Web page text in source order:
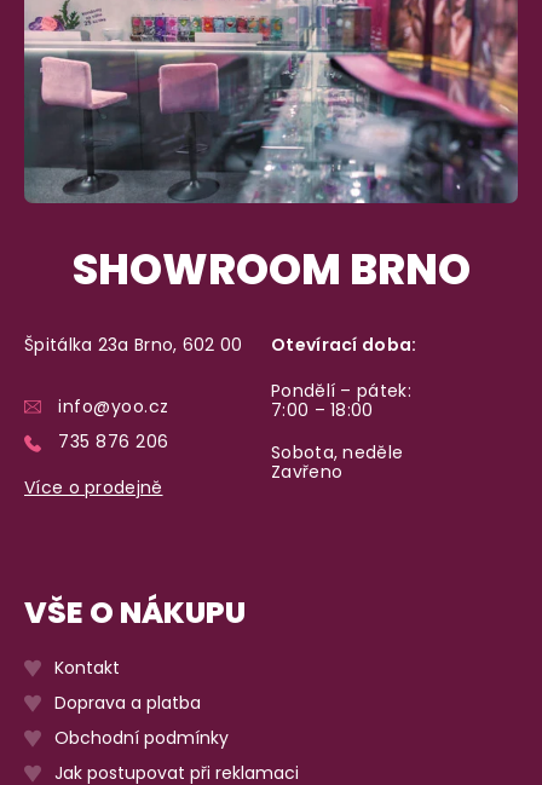
dlerecenzí ověřených zakazníkůna Heuréce
100% diskrétní balení
Nikdo nepozná, co jste si objednali. Mrkněte,
vypadá balíček.
Dodání do 2. dne
a okamžitě odesíláme.
Garance vrácení peněz
na bezplatné vrácení zboží
SHOWROOM BRNO
Špitálka 23a Brno, 602 00
info@yoo.cz
735 876 206
Více o prodejně
Otevírací doba:
Pondělí – pátek:
7:00 – 18:00
Sobota, neděle
Zavřeno
VŠE O NÁKUPU
Kontakt
Doprava a platba
Obchodní podmínky
Jak postupovat při reklamaci